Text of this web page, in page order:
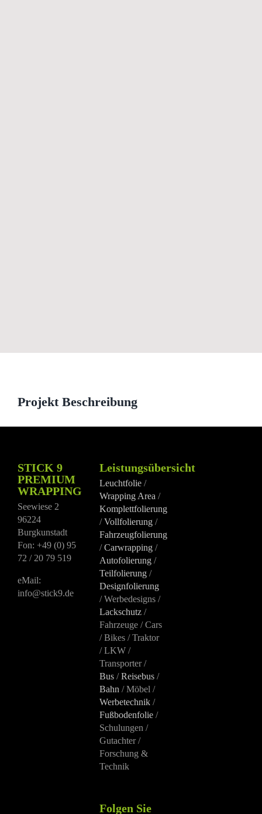
Projekt Beschreibung
STICK 9
PREMIUM
WRAPPING
Seewiese 2
96224
Burgkunstadt
Fon: +49 (0) 95
72 / 20 79 519
eMail:
info@stick9.de
Leistungsübersicht
Leuchtfolie/
Wrapping Area /
Komplettfolierung
/Vollfolierung/
Fahrzeugfolierung
/Carwrapping/
Autofolierung/
Teilfolierung/
Designfolierung
/ Werbedesigns /
Lackschutz/
Fahrzeuge / Cars
/ Bikes / Traktor
/ LKW /
Transporter /
Bus/Reisebus/
Bahn / Möbel /
Werbetechnik/
Fußbodenfolie/
Schulungen /
Gutachter /
Forschung &
Technik
Folgen Sie